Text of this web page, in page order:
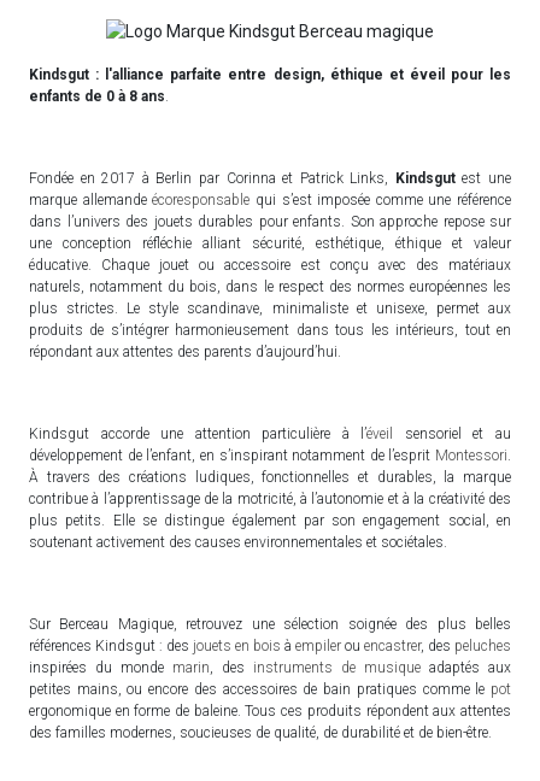
Kindsgut : l'alliance parfaite entre design, éthique et éveil pour les
enfants de 0 à 8 ans
Fondée en 2017 à Berlin par Corinna et Patrick Links, Kindsgutest une
marque allemandeécoresponsable qui s’est imposée comme une référence
dans l’univers des jouets durables pour enfants. Son approche repose sur
une conception réfléchie alliant sécurité, esthétique, éthique et valeur
éducative. Chaque jouet ou accessoire est conçu avec des matériaux
naturels, notamment du bois, dans le respect des normes européennes les
plus strictes. Le style scandinave, minimaliste et unisexe, permet aux
produits de s’intégrer harmonieusement dans tous les intérieurs, tout en
répondant aux attentes des parents d’aujourd’hui.
Kindsgut accorde une attention particulière à l’éveil
sensoriel et au
développement de l’enfant, en s’inspirant notamment de l’esprit Montessori
À travers des créations ludiques, fonctionnelles et durables, la marque
contribue à l’apprentissage de la motricité, à l’autonomie et à la créativité des
plus petits. Elle se distingue également par son engagement social, en
soutenant activement des causes environnementales et sociétales.
Sur Berceau Magique, retrouvez une sélection soignée des plus belles
références Kindsgut : des jouets en bois à empiler ou encastrer, des peluches
inspirées du monde marin , des instruments de musique adaptés aux
petites mains, ou encore des accessoires de bain pratiques comme le pot
ergonomique en forme de baleine. Tous ces produits répondent aux attentes
des familles modernes, soucieuses de qualité, de durabilité et de bien-être.